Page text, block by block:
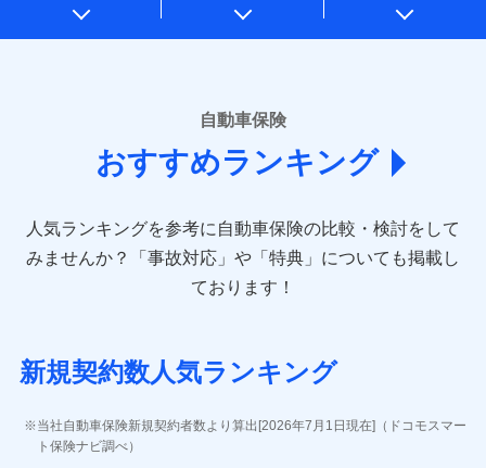
* 当社が委託を受けている保険会社の情報は、保険会社のホ
ームページに掲載しておりますので、ご確認ください。
あいおいニッセイ同和損害保険株式会社
(https://www.aioinissaydowa.co.jp/)
アクサ損害保険株式会社 (https://www.axa-
direct.co.jp/)
sompo.co.jp/)
東京海上ダイレクト損害保険株式会社 (https://www.e-
AIG損害保険株式会社 (https://www.aig.co.jp/sonpo)
ジェイアイ傷害火災保険株式会社
ソニー損害保険株式会社
(https://www.sonysonpo.co.jp/)
自動車保険
おすすめランキング
人気ランキングを参考に自動車保険の比較・検討をして
みませんか？
「事故対応」や「特典」についても掲載し
ております！
新規契約数人気ランキング
当社自動車保険新規契約者数より算出[2026年7月1日現在]（ドコモスマー
ト保険ナビ調べ）